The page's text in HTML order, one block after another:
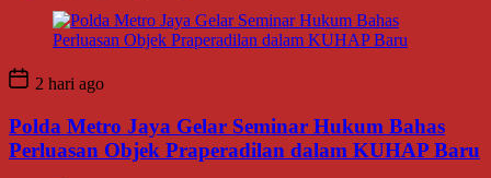
2 hari ago
Polda Metro Jaya Gelar Seminar Hukum Bahas
Perluasan Objek Praperadilan dalam KUHAP Baru